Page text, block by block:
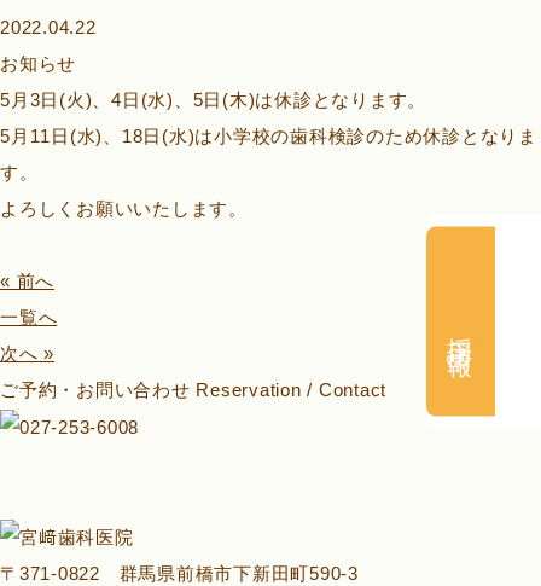
2022.04.22
お知らせ
5月3日(火)、4日(水)、5日(木)は休診となります。
5月11日(水)、18日(水)は小学校の歯科検診のため休診となりま
す。
よろしくお願いいたします。
« 前へ
一覧へ
次へ »
ご予約・お問い合わせ Reservation / Contact
〒371-0822 群馬県前橋市下新田町590-3